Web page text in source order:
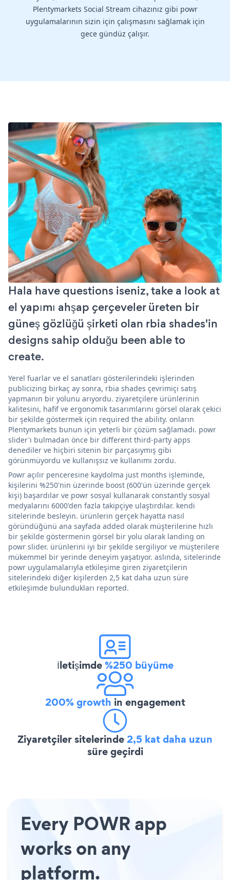
Plentymarkets Social Stream cihazınız gibi powr
uygulamalarının sizin için çalışmasını sağlamak için
gece gündüz çalışır.
Hala have questions iseniz, take a look at
el yapımı ahşap çerçeveler üreten bir
güneş gözlüğü şirketi olan rbia shades'in
designs sahip olduğu been able to
create.
Yerel fuarlar ve el sanatları gösterilerindeki işlerinden
publicizing birkaç ay sonra, rbia shades çevrimiçi satış
yapmanın bir yolunu arıyordu. ziyaretçilere ürünlerinin
kalitesini, hafif ve ergonomik tasarımlarını görsel olarak çekici
bir şekilde göstermek için required the ability. onların
Plentymarkets bunun için yeterli bir çözüm sağlamadı. powr
slider'ı bulmadan önce bir different third-party apps
denediler ve hiçbiri sitenin bir parçasıymış gibi
görünmüyordu ve kullanışsız ve kullanımı zordu.
Powr açılır penceresine kaydolma just months işleminde,
kişilerini %250'nin üzerinde boost (600'ün üzerinde gerçek
kişi) başardılar ve powr sosyal kullanarak constantly sosyal
medyalarını 6000'den fazla takipçiye ulaştırdılar. kendi
sitelerinde besleyin. ürünlerin gerçek hayatta nasıl
göründüğünü ana sayfada added olarak müşterilerine hızlı
bir şekilde göstermenin görsel bir yolu olarak landing on
powr slider. ürünlerini iyi bir şekilde sergiliyor ve müşterilere
mükemmel bir yerinde deneyim yaşatıyor. aslında, sitelerinde
powr uygulamalarıyla etkileşime giren ziyaretçilerin
sitelerindeki diğer kişilerden 2,5 kat daha uzun süre
etkileşimde bulundukları reported.
İletişimde%250 büyüme
200% growth in engagement
Ziyaretçiler sitelerinde2,5 kat daha uzun
süre geçirdi
Every POWR app
works on any
platform.